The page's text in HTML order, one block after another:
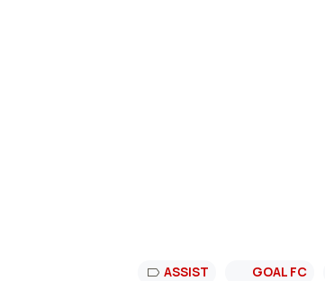
ASSIST GOAL FC